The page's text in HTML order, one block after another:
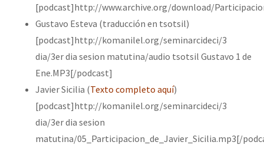
[podcast]http://www.archive.org/download/
Gustavo Esteva (traducción en tsotsil)
[podcast]http://komanilel.org/seminarcideci/3
dia/3er dia sesion matutina/audio tsotsil Gustavo 1 de
Ene.MP3[/podcast]
Javier Sicilia (Texto completo aquí)
[podcast]http://komanilel.org/seminarcideci/3
dia/3er dia sesion
matutina/05_Participacion_de_Javier_Sicilia.mp3[/